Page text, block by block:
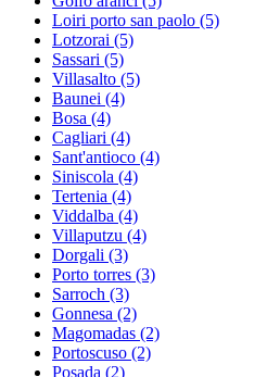
Loiri porto san paolo (5)
Lotzorai (5)
Sassari (5)
Villasalto (5)
Baunei (4)
Bosa (4)
Cagliari (4)
Sant'antioco (4)
Siniscola (4)
Tertenia (4)
Viddalba (4)
Villaputzu (4)
Dorgali (3)
Porto torres (3)
Sarroch (3)
Gonnesa (2)
Magomadas (2)
Portoscuso (2)
Posada (2)